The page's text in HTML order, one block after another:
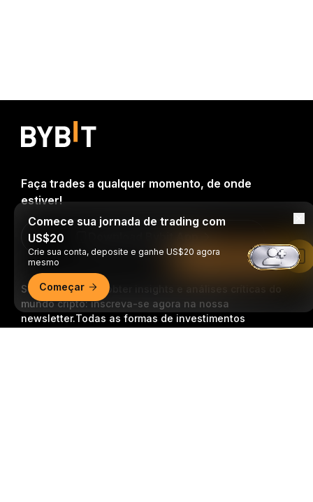
Seja o primeiro a obter insights e análises críticas do
mundo cripto: inscreva-se agora na nossa
newsletter.Todas as formas de investimentos
Faça trades a qualquer momento, de onde
estiver!
Comece sua jornada de trading com
US$20
Crie sua conta, deposite e ganhe US$20 agora
mesmo
Começar
Leia no app da Bybit